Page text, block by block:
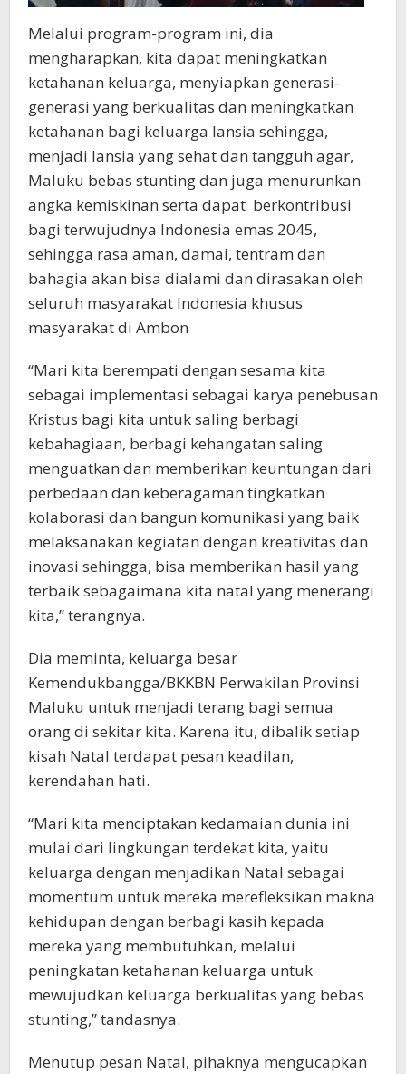
Melalui program-program ini, dia
mengharapkan, kita dapat meningkatkan
ketahanan keluarga, menyiapkan generasi-
generasi yang berkualitas dan meningkatkan
ketahanan bagi keluarga lansia sehingga,
menjadi lansia yang sehat dan tangguh agar,
Maluku bebas stunting dan juga menurunkan
angka kemiskinan serta dapat berkontribusi
bagi terwujudnya Indonesia emas 2045,
sehingga rasa aman, damai, tentram dan
bahagia akan bisa dialami dan dirasakan oleh
seluruh masyarakat Indonesia khusus
masyarakat di Ambon
“Mari kita berempati dengan sesama kita
sebagai implementasi sebagai karya penebusan
Kristus bagi kita untuk saling berbagi
kebahagiaan, berbagi kehangatan saling
menguatkan dan memberikan keuntungan dari
perbedaan dan keberagaman tingkatkan
kolaborasi dan bangun komunikasi yang baik
melaksanakan kegiatan dengan kreativitas dan
inovasi sehingga, bisa memberikan hasil yang
terbaik sebagaimana kita natal yang menerangi
kita,” terangnya.
Dia meminta, keluarga besar
Kemendukbangga/BKKBN Perwakilan Provinsi
Maluku untuk menjadi terang bagi semua
orang di sekitar kita. Karena itu, dibalik setiap
kisah Natal terdapat pesan keadilan,
kerendahan hati.
“Mari kita menciptakan kedamaian dunia ini
mulai dari lingkungan terdekat kita, yaitu
keluarga dengan menjadikan Natal sebagai
momentum untuk mereka merefleksikan makna
kehidupan dengan berbagi kasih kepada
mereka yang membutuhkan, melalui
peningkatan ketahanan keluarga untuk
mewujudkan keluarga berkualitas yang bebas
stunting,” tandasnya.
Menutup pesan Natal, pihaknya mengucapkan